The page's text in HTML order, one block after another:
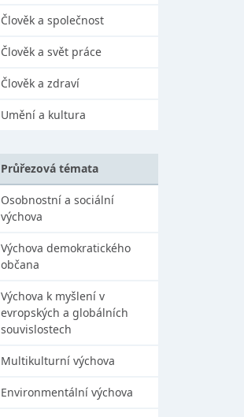
Člověk a společnost
Člověk a svět práce
Člověk a zdraví
Umění a kultura
Průřezová témata
Osobnostní a sociální
výchova
Výchova demokratického
občana
Výchova k myšlení v
evropských a globálních
souvislostech
Multikulturní výchova
Environmentální výchova